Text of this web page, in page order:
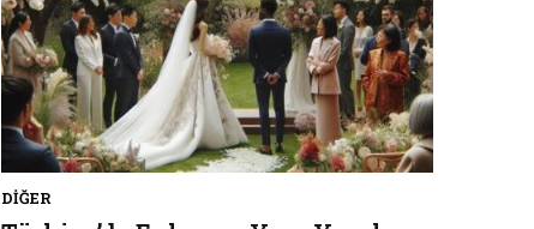
DIĞER